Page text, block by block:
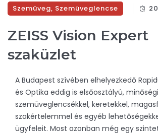
Szemüveg, Szemüveglencse
ZEISS Vision Expert
szaküzlet
A Budapest szívében elhelyezkedő
és Optika eddig is elsőosztályú, minőségi
szemüveglencsékkel, keretekkel,
szakértelemmel és egyéb
ügyfeleit. Most azonban még egy